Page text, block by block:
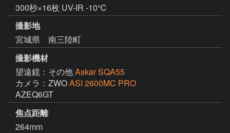
300秒×16枚 UV-IR -10℃
撮影地
宮城県 南三陸町
撮影機材
望遠鏡：その他Askar SQA55
カメラ：ZWOASI 2600MC PRO
AZEQ6GT
焦点距離
264mm